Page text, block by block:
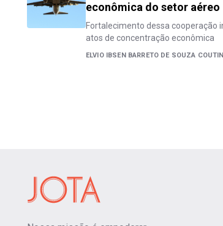
econômica do setor aéreo
Fortalecimento dessa cooperação
atos de concentração econômica
ELVIO IBSEN BARRETO DE SOUZA